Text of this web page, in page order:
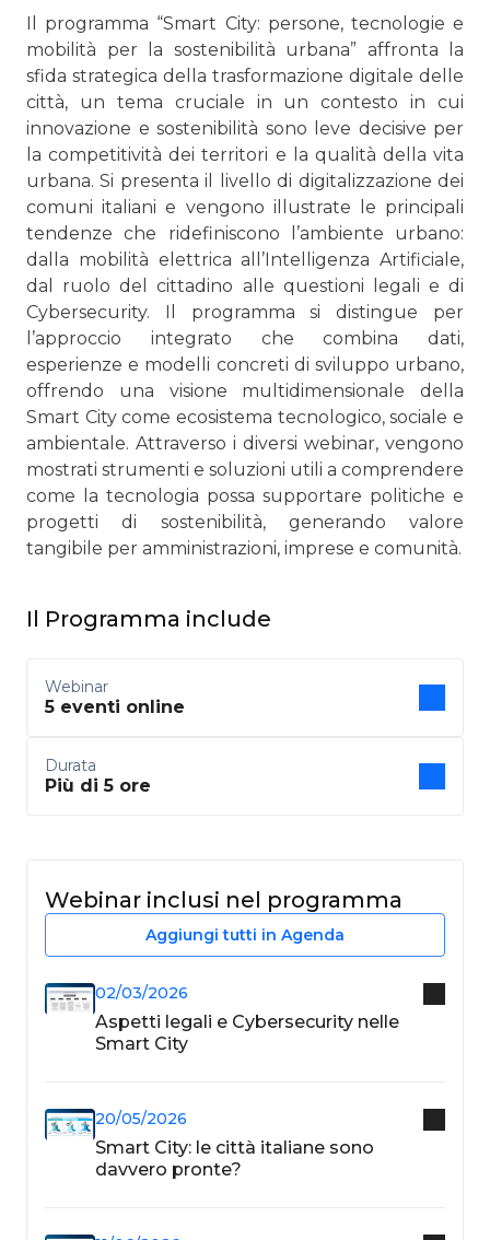
Il programma “Smart City: persone, tecnologie e
mobilità per la sostenibilità urbana” affronta la
sfida strategica della trasformazione digitale delle
città, un tema cruciale in un contesto in cui
innovazione e sostenibilità sono leve decisive per
la competitività dei territori e la qualità della vita
urbana. Si presenta il livello di digitalizzazione dei
comuni italiani e vengono illustrate le principali
tendenze che ridefiniscono l’ambiente urbano:
dalla mobilità elettrica all’Intelligenza Artificiale,
dal ruolo del cittadino alle questioni legali e di
Cybersecurity. Il programma si distingue per
l’approccio integrato che combina dati,
esperienze e modelli concreti di sviluppo urbano,
offrendo una visione multidimensionale della
Smart City come ecosistema tecnologico, sociale e
ambientale. Attraverso i diversi webinar, vengono
mostrati strumenti e soluzioni utili a comprendere
come la tecnologia possa supportare politiche e
progetti di sostenibilità, generando valore
tangibile per amministrazioni, imprese e comunità.
Il Programma include
Webinar
5 eventi online
Durata
Più di 5 ore
Webinar inclusi nel programma
Aggiungi tutti in Agenda
02/03/2026
Aspetti legali e Cybersecurity nelle
Smart City
20/05/2026
Smart City: le città italiane sono
davvero pronte?